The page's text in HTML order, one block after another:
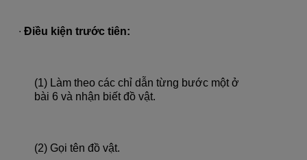
∙ Điều kiện trước tiên:
(1) Làm theo các chỉ dẫn từng bước một ở
bài 6 và nhận biết đồ vật.
(2) Gọi tên đồ vật.